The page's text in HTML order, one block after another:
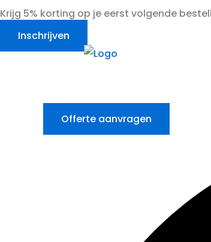
Ga
Krijg 5% korting op je eerst volgende
Inschrijven
Offerte aanvragen